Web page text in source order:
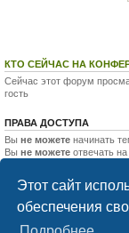
Этот сайт
обеспечения
КТО СЕЙЧАС НА
Сейчас этот форум
гость
ПРАВА ДОСТУПА
Вы не можете начинать
Вы не можете отвечать
не можете удалять
Выне можетедобавлять